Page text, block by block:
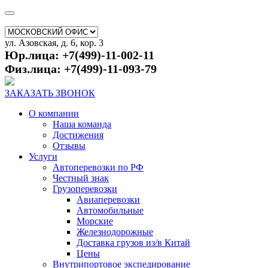
ул. Азовская, д. 6, кор. 3
Юр.лица: +7(499)-11-002-11
Физ.лица: +7(499)-11-093-79
ЗАКАЗАТЬ ЗВОНОК
О компании
Наша команда
Достижения
Отзывы
Услуги
Автоперевозки по РФ
Честный знак
Грузоперевозки
Авиаперевозки
Автомобильные
Морские
Железнодорожные
Доставка грузов из/в Китай
Цены
Внутрипортовое экспедирование